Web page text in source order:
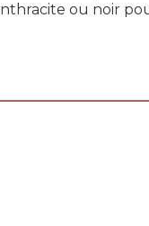
ou noir